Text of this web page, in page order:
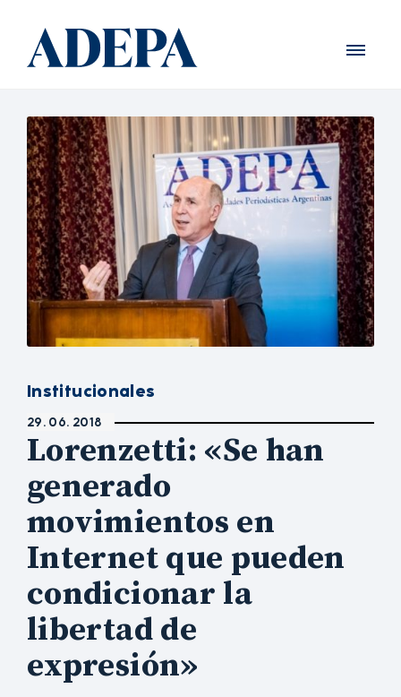
Institucionales
29. 06. 2018
Lorenzetti: «Se han
generado
movimientos en
Internet que pueden
condicionar la
libertad de
expresión»